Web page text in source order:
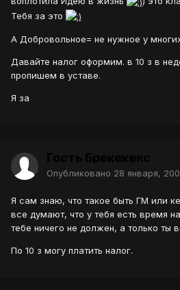
Тебя за это
А Добровольное= не нужное у
Давайте налог оформим. в 10 з в
пропишем в уставе.
Я за
Опубликовано 28 января,
Я сам знаю, что такое быть ГМ или
все думают, что у тебя есть время
тебе ничего не должен, а только ты
По 10 з могу платить налог.